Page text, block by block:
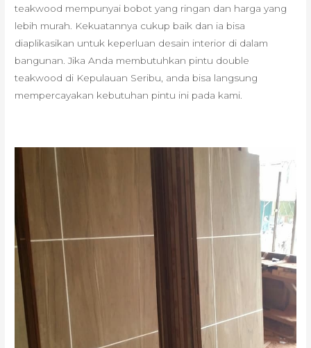
teakwood mempunyai bobot yang ringan dan harga yang
lebih murah. Kekuatannya cukup baik dan ia bisa
diaplikasikan untuk keperluan desain interior di dalam
bangunan. Jika Anda membutuhkan pintu double
teakwood di Kepulauan Seribu, anda bisa langsung
mempercayakan kebutuhan pintu ini pada kami.